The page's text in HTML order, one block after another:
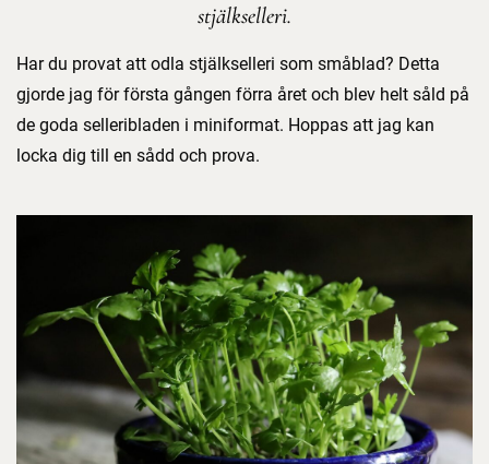
stjälkselleri.
Har du provat att odla stjälkselleri som småblad? Detta
gjorde jag för första gången förra året och blev helt såld på
de goda selleribladen i miniformat. Hoppas att jag kan
locka dig till en sådd och prova.